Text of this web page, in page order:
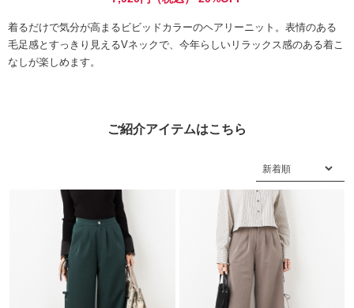
着るだけで気分が高まるビビッドカラーのヘアリーニット。表情のある
毛足感とすっきり見えるVネックで、今年らしいリラックス感のある着こ
なしが楽しめます。
ご紹介アイテムはこちら